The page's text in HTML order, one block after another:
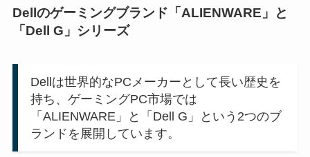
Dellのゲーミングブランド「ALIENWARE」と
「Dell G」シリーズ
Dellは世界的なPCメーカーとして長い歴史を
持ち、ゲーミングPC市場では
「ALIENWARE」と「Dell G」という2つのブ
ランドを展開しています。